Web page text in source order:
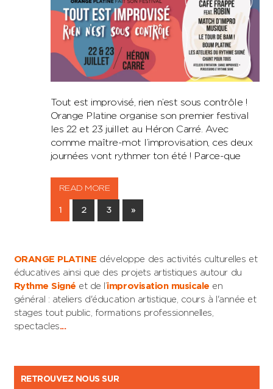
Tout est improvisé, rien n’est sous contrôle !
Orange Platine organise son premier festival
les 22 et 23 juillet au Héron Carré. Avec
comme maître-mot l’improvisation, ces deux
journées vont rythmer ton été ! Parce-que
READ MORE
Pagination
1 2 3
Next
Posts
»
ORANGE PLATINE développe des activités culturelles et
éducatives ainsi que des projets artistiques autour du
Rythme Signé et de l’improvisation musicale en
général : ateliers d'éducation artistique, cours à l'année et
stages tout public, formations professionnelles,
spectacles...
RETROUVEZ NOUS SUR